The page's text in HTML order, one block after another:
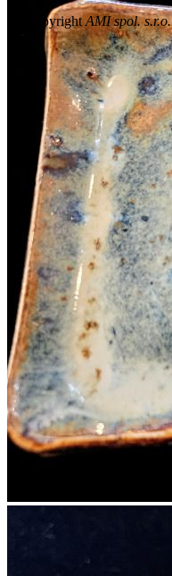
© copyrightAMI spol. s.r.o.